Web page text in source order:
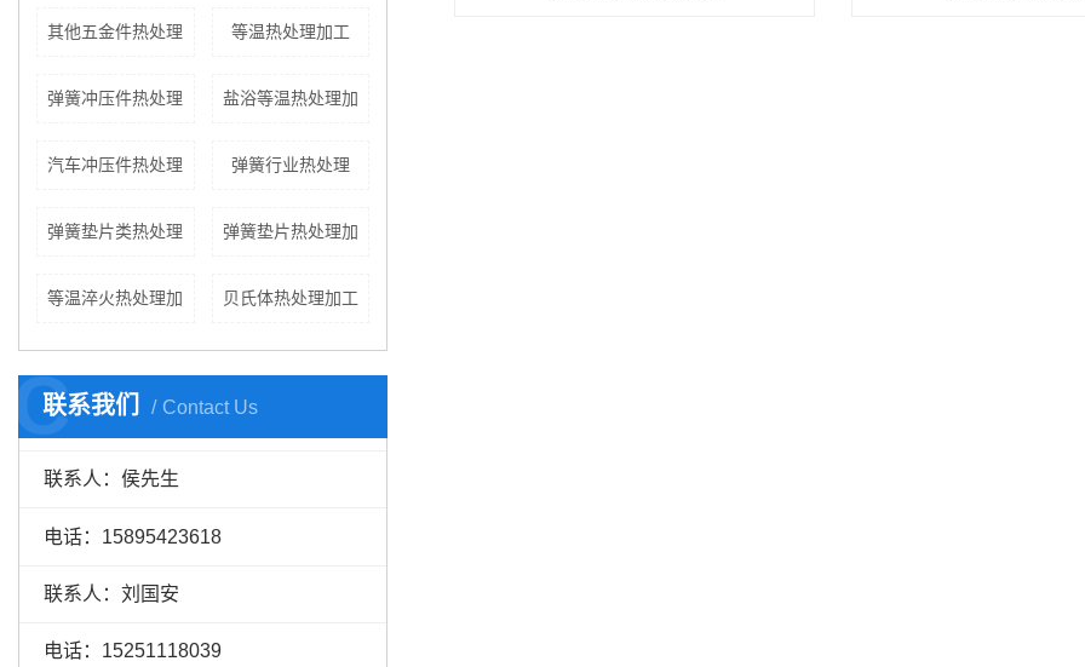
其他五金件热处理 等温热处理加工
弹簧冲压件热处理 盐浴等温热处理加
汽车冲压件热处理 弹簧行业热处理
弹簧垫片类热处理 弹簧垫片热处理加
等温淬火热处理加 贝氏体热处理加工
联系我们 Contact Us
C
联系人：侯先生
电话：15895423618
联系人：刘国安
电话：15251118039